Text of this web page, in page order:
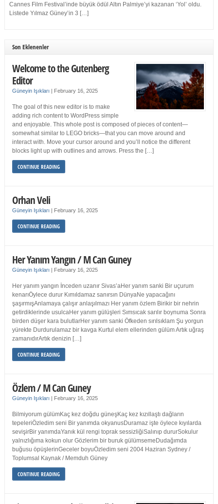
Cannes Film Festival’inde büyük ödül Altın Palmiye’yi kazanan ‘Yol’ oldu.
Listede Yılmaz Güney’in 3 […]
Son Eklenenler
Welcome to the Gutenberg
Editor
Güneyin Işıkları | February 16, 2025
The goal of this new editor is to make
adding rich content to WordPress simple
and enjoyable. This whole post is composed of pieces of content—
somewhat similar to LEGO bricks—that you can move around and
interact with. Move your cursor around and you’ll notice the different
blocks light up with outlines and arrows. Press the […]
CONTINUE READING
Orhan Veli
Güneyin Işıkları | February 16, 2025
CONTINUE READING
Her Yanım Yangın / M Can Guney
Güneyin Işıkları | February 16, 2025
Her yanım yangın İnceden uzanır Sivas’aHer yanım sanki Bir uçurum
kenarıÖylece durur Kımıldamaz sanırsın DünyaNe yapacağını
şaşırmışAnlamaya çalışır anlaşılmazı Her yanım özlem Birikir bir nehrin
getirdiklerinde usulcaHer yanım gülüşleri Sımsıcak sarılır boynuma Sonra
birden düşer kara bulutlarHer yanım sanki Öfkeden sırılsıklam Şu yorgun
yürekte Durdurulamaz bir kavga Kurtul elem ellerinden gülüm Artık uğraş
zamanıdırArtık denizin […]
CONTINUE READING
Özlem / M Can Guney
Güneyin Işıkları | February 16, 2025
Bilmiyorum gülümKaç kez doğdu güneşKaç kez kızıllaştı dağların
tepeleriÖzledim seni Bir yanımda okyanusDuramaz işte öylece kıyılarda
sevişirBir yanımdaYanık kül rengi toprak sessizliğiSalınıp dururSokulur
yalnızlığıma kokun olur Gözlerim bir buruk gülümsemeDudağımda
buğusu öpüşlerinGeceler boyuÖzledim seni 2004 Haziran Sydney /
Toplumsal Kaynak / Memduh Güney
CONTINUE READING